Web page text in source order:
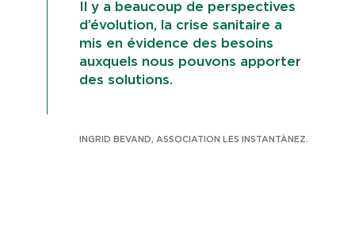
Il y a beaucoup de perspectives
d’évolution, la crise sanitaire a
mis en évidence des besoins
auxquels nous pouvons apporter
des solutions.
INGRID BEVAND, ASSOCIATION LES INSTANTÀNEZ.